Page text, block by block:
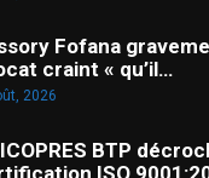
Fofana
craint « qu’il…
2026
BTP